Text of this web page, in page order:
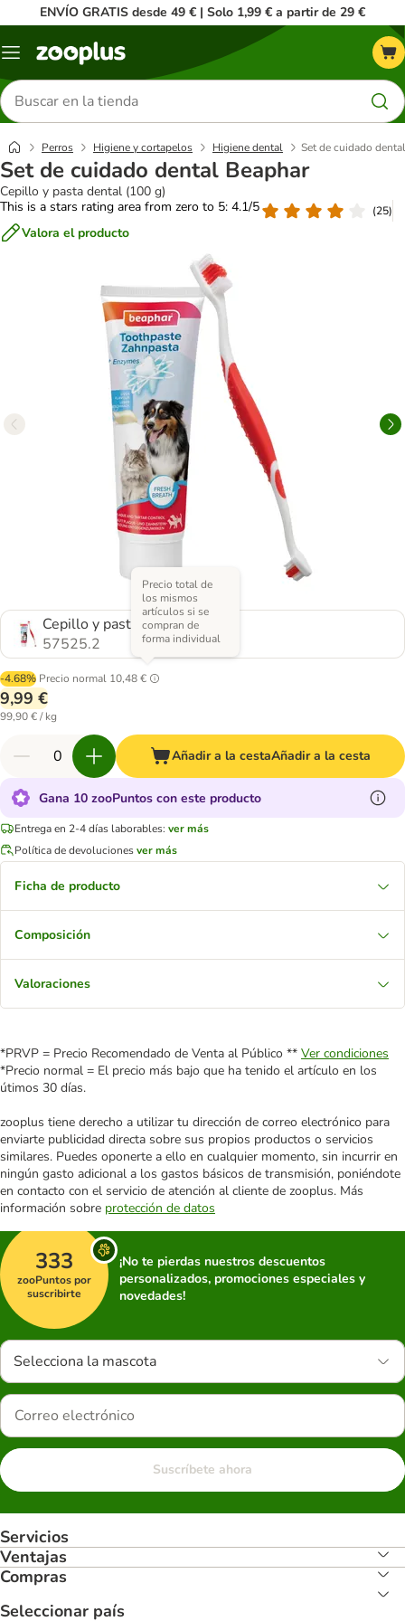
ENVÍO GRATIS desde 49 € | Solo 1,99 € a partir de 29 €
Menú
Buscar
productos
Perros Higiene y cortapelos Higiene dental Set de cuidado
Set de cuidado dental Beaphar
Cepillo y pasta dental (100 g)
This is a stars rating area from zero to 5: 4.1/5
(25)
Valora el producto
Cepillo y pasta dental (100 g)
57525.2
-4.68% Precio normal 10,48 €
Precio total de
los mismos
artículos si se
compran de
forma individual
9,99 €
99,90 € / kg
Añadir a la cestaAñadir a la cesta
Gana 10 zooPuntos con este producto
Entrega en 2-4 días laborables: ver más
Política de devolucionesver más
Ficha de producto
Composición
Valoraciones
*PRVP = Precio Recomendado de Venta al Público ** Ver condiciones
*Precio normal = El precio más bajo que ha tenido el artículo en los
útimos 30 días.
zooplus tiene derecho a utilizar tu dirección de correo electrónico para
enviarte publicidad directa sobre sus propios productos o servicios
similares. Puedes oponerte a ello en cualquier momento, sin incurrir en
ningún gasto adicional a los gastos básicos de transmisión, poniéndote
en contacto con el servicio de atención al cliente de zooplus. Más
información sobre protección de datos
333
zooPuntos por
suscribirte
¡No te pierdas nuestros descuentos
personalizados, promociones especiales y
novedades!
Selecciona la mascota
Suscríbete ahora
Servicios
Ventajas
Compras
Seleccionar país